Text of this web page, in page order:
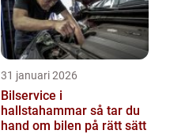
31 januari 2026
Bilservice i
hallstahammar så tar du
hand om bilen på rätt sätt